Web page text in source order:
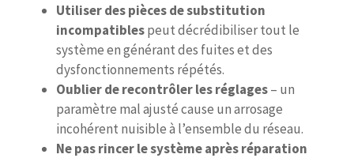
Utiliser des pièces de substitution
incompatiblespeut décrédibiliser tout le
système en générant des fuites et des
dysfonctionnements répétés.
Oublier de recontrôler les réglages– un
paramètre mal ajusté cause un arrosage
incohérent nuisible à l’ensemble du réseau.
Ne pas rincer le système après réparation